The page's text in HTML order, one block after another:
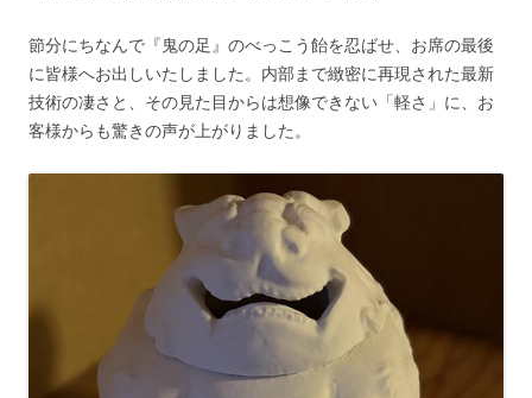
節分にちなんで『鬼の足』のべっこう飴を忍ばせ、お席の最後
に皆様へお出しいたしました。内部まで緻密に再現された最新
技術の凄さと、その見た目からは想像できない「軽さ」に、お
客様からも驚きの声が上がりました。